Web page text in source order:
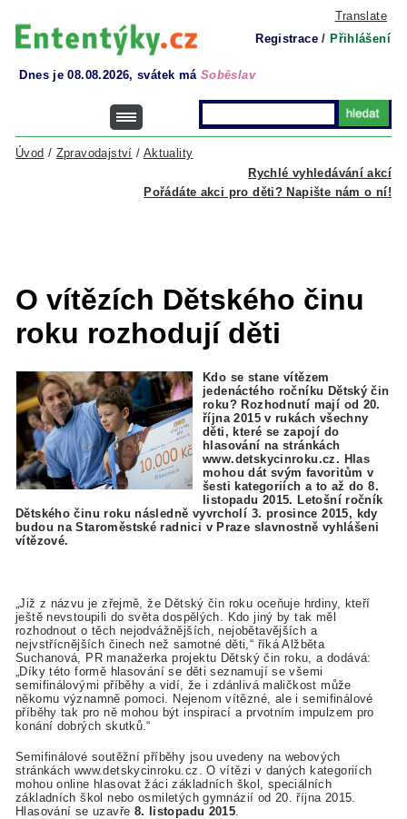
Translate
Registrace / Přihlášení
Dnes je 08.08.2026, svátek má Soběslav
Rychlé vyhledávání akcí
Úvod / Zpravodajství / Aktuality
Pořádáte akci pro děti? Napište nám o ní!
O vítězích Dětského činu
roku rozhodují děti
Kdo se stane vítězem
jedenáctého ročníku Dětský čin
roku? Rozhodnutí mají od 20.
října 2015 v rukách všechny
děti, které se zapojí do
hlasování na stránkách
www.detskycinroku.cz. Hlas
mohou dát svým favoritům v
šesti kategoriích a to až do 8.
listopadu 2015. Letošní ročník
Dětského činu roku následně vyvrcholí 3. prosince 2015, kdy
budou na Staroměstské radnici v Praze slavnostně vyhlášeni
vítězové.
„Již z názvu je zřejmě, že Dětský čin roku oceňuje hrdiny, kteří
ještě nevstoupili do světa dospělých. Kdo jiný by tak měl
rozhodnout o těch nejodvážnějších, nejobětavějších a
nejvstřícnějších činech než samotné děti,“ říká Alžběta
Suchanová, PR manažerka projektu Dětský čin roku, a dodává:
„Díky této formě hlasování se děti seznamují se všemi
semifinálovými příběhy a vidí, že i zdánlivá maličkost může
někomu významně pomoci. Nejenom vítězné, ale i semifinálové
příběhy tak pro ně mohou být inspirací a prvotním impulzem pro
konání dobrých skutků.“
Semifinálové soutěžní příběhy jsou uvedeny na webových
stránkách www.detskycinroku.cz. O vítězi v daných kategoriích
mohou online hlasovat žáci základních škol, speciálních
základních škol nebo osmiletých gymnázií od 20. října 2015.
Hlasování se uzavře 8. listopadu 2015